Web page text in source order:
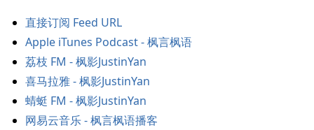
直接订阅 Feed URL
Apple iTunes Podcast - 枫言枫语
荔枝 FM - 枫影JustinYan
喜马拉雅 - 枫影JustinYan
蜻蜓 FM - 枫影JustinYan
网易云音乐 - 枫言枫语播客